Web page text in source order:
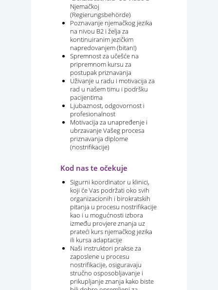
Njemačkoj
(Regierungsbehörde)
Poznavanje njemačkog jezika
na nivou B2 i želja za
kontinuiranim jezičkim
napredovanjem (bitan!)
Spremnost za učešće na
pripremnom kursu za
postupak priznavanja
Uživanje u radu i motivacija za
rad u našem timu i podršku
pacijentima
Ljubaznost, odgovornost i
profesionalnost
Motivacija za unapređenje i
ubrzavanje Vašeg procesa
priznavanja diplome
(nostrifikacije)
Kod nas te očekuje
Sigurni koordinator u klinici,
koji će Vas podržati oko svih
organizacionih i birokratskih
pitanja u procesu nostrifikacije
kao i u mogućnosti izbora
između provjere znanja uz
prateći kurs njemačkog jezika
ili kursa adaptacije
Naši instruktori prakse za
zaposlene u procesu
nostrifikacije, osiguravaju
stručno osposobljavanje i
prikupljanje znanja kako biste